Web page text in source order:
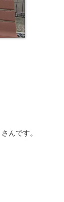
さんです。